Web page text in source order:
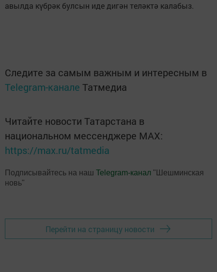
авылда күбрәк булсын иде дигән теләктә калабыз.
Следите за самым важным и интересным в
Telegram-канале Татмедиа
Читайте новости Татарстана в
национальном мессенджере MАХ:
https://max.ru/tatmedia
Подписывайтесь на наш Telegram-канал "Шешминская
новь"
Перейти на страницу новости